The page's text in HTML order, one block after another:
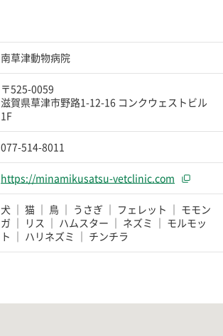
南草津動物病院
〒525-0059
滋賀県草津市野路1-12-16 コンクウェストビル
1F
077-514-8011
https://minamikusatsu-vetclinic.com
犬 猫 鳥 うさぎ フェレット
モモン
ガ
リス ハムスター ネズミ
モルモッ
ト
ハリネズミ チンチラ